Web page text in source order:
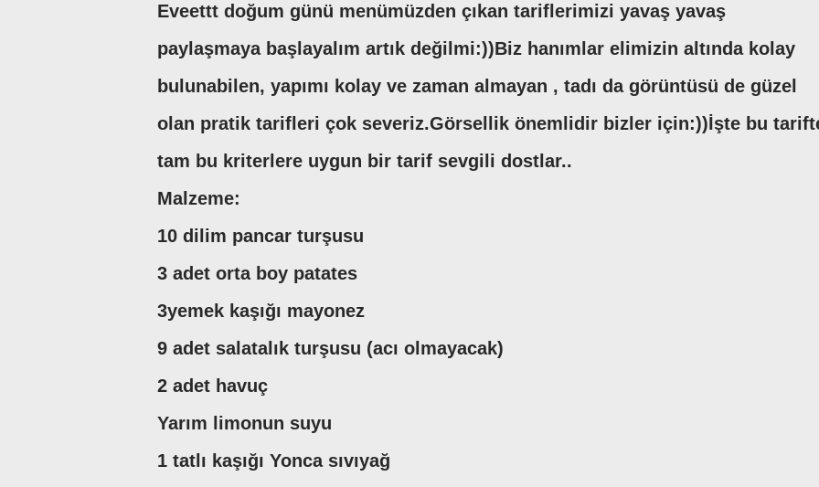
Eveettt doğum günü menümüzden çıkan tariflerimizi yavaş yavaş
paylaşmaya başlayalım artık değilmi:))Biz hanımlar elimizin altında kolay
bulunabilen, yapımı kolay ve zaman almayan , tadı da görüntüsü de güzel
olan pratik tarifleri çok severiz.Görsellik önemlidir bizler için:))İşte bu
tam bu kriterlere uygun bir tarif sevgili dostlar..
Malzeme:
10 dilim pancar turşusu
3 adet orta boy patates
3yemek kaşığı mayonez
9 adet salatalık turşusu (acı olmayacak)
2 adet havuç
Yarım limonun suyu
1 tatlı kaşığı Yonca sıvıyağ